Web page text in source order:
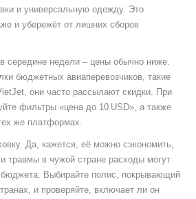
и универсальную одежду. Это
и убережёт от лишних сборов
середине недели – цены обычно ниже.
бюджетных авиаперевозчиков, такие
они часто рассылают скидки. При
фильтры «цена до 10 USD», а также
же платформах.
Да, кажется, её можно сэкономить,
травмы в чужой стране расходы могут
бюджета. Выбирайте полис, покрывающий
и проверяйте, включает ли он